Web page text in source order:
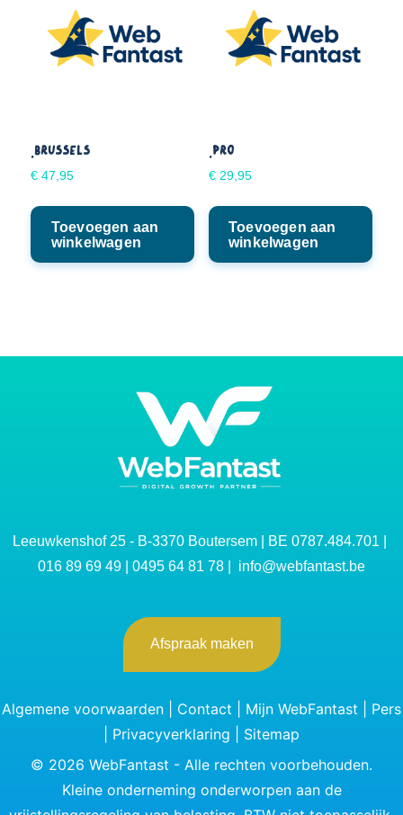
.BRUSSELS
€ 47,95
Toevoegen aan
winkelwagen
.PRO
€29,95
Toevoegen aan
winkelwagen
Leeuwkenshof 25 - B-3370 Boutersem | BE 0787.484.701 |
016 89 69 49
0495 64 81 78 info@webfantast.be
Afspraak maken
Algemene voorwaarden Contact Mijn WebFantast
Pers
Privacyverklaring
Sitemap
© 2026 WebFantast - Alle rechten voorbehouden.
Kleine onderneming onderworpen aan de